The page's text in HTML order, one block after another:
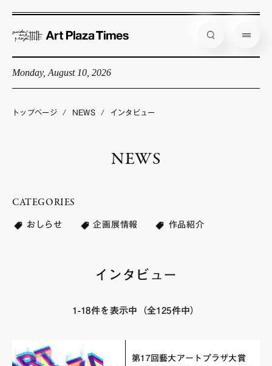
Monday, August 10, 2026
企画展情報
店舗からのお知らせ
公式通販
トップページ / NEWS / インタビュー
NEWS
CATEGORIES
おしらせ 企画展情報 作品紹介
インタビュー
1-18件を表示中（全125件中）
第17回藝大アートプラザ大賞